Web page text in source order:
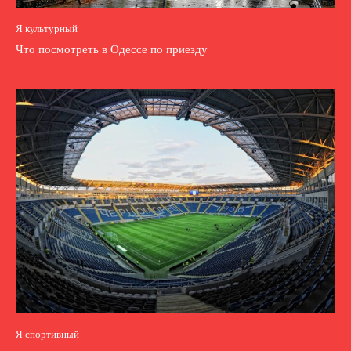
Я культурный
Что посмотреть в Одессе по приезду
Я спортивный